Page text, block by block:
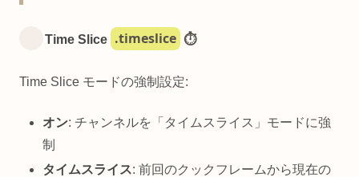
Time Slice .timeslice ⏱️
Time Slice モードの強制設定:
オン: チャンネルを「タイムスライス」モードに強
制
タイムスライス: 前回のクックフレームから現在の